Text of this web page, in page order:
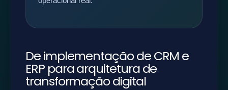
De implementação de CRM e
ERP para arquitetura de
transformação digital